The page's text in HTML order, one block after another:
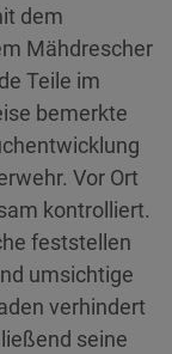
dem
Mähdrescher
Teile im
bemerkte
Vor Ort
kontrolliert.
feststellen
umsichtige
verhindert
seine